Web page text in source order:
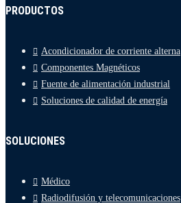
PRODUCTOS
Acondicionador de corriente alterna
Componentes Magnéticos
Fuente de alimentación industrial
Soluciones de calidad de energía
SOLUCIONES
Médico
Radiodifusión y telecomunicaciones